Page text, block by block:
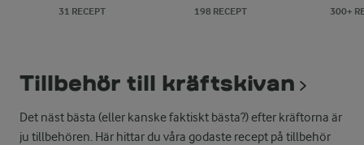
31 RECEPT 198 RECEPT 300+
Tillbehör till kräftskivan
Det näst bästa (eller kanske faktiskt bästa?) efter kräftorna är
ju tillbehören. Här hittar du våra godaste recept på tillbehör